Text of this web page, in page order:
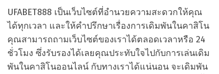
UFABET888 เป็นเว็บไซต์ที่อำนวยความสะดวกให้คุณ
ได้ทุกเวลา และให้คำปรึกษาเรื่องการเดิมพันในคาสิโน
คุณสามารถถามเว็บไซต์ของเราได้ตลอดเวลาหรือ 24
ชั่วโมง ซึ่งรับรองได้เลยคุณประทับใจไปกับการเล่นเดิม
พันในคาสิโนออนไลน์ กับทางเราได้แน่นอน จะเดิมพัน